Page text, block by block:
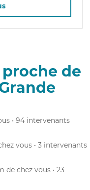
de
• 94 intervenants
vous • 3 intervenants
de chez vous • 23